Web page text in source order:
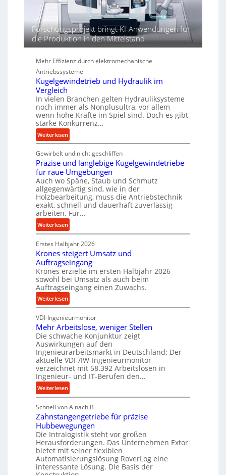
e
d
i
e
e
r
f
o
r
m
a
n
c
b
e
i
m
D
r
ü
c
k
p
r
o
z
e
s
s
Forschungsprojekt bringt KI-Anwendungen für
die Produktion in den Mittelstand
Mehr Effizienz durch elektromechanische
Antriebssysteme
Kugelgewindetrieb und Hydraulik im
Vergleich
In vielen Branchen gelten Hydrauliksysteme
noch immer als Nonplusultra, vor allem
wenn hohe Kräfte im Spiel sind. Doch es gibt
starke Konkurrenz…
Weiterlesen:
K
u
g
e
l
g
e
w
i
n
e
t
r
i
e
b
u
n
d
H
y
d
r
a
u
l
i
m
V
e
r
g
Gewirbelt und nicht geschliffen
Präzise und langlebige Kugelgewindetriebe
für raue Umgebungen
Auch wo Späne, Staub und Schmutz
allgegenwärtig sind, wie in der
Holzbearbeitung, muss die Antriebstechnik
exakt, schnell und dauerhaft zuverlässig
arbeiten. Für…
Weiterlesen:
P
r
ä
z
i
s
e
u
n
d
l
a
n
g
l
e
b
i
g
e
K
u
g
e
l
Erstes Halbjahr 2026
Krones steigert Umsatz und
Auftragseingang
Krones erzielte im ersten Halbjahr 2026
sowohl bei Umsatz als auch beim
Auftragseingang einen Zuwachs.
Weiterlesen:
K
r
o
n
e
s
s
t
e
i
g
r
t
U
m
s
a
VDI-Ingenieurmonitor
Mehr Arbeitslose, weniger Stellen
Die schwache Konjunktur zeigt
Auswirkungen auf den
Ingenieurarbeitsmarkt in Deutschland: Der
aktuelle VDI-/IW-Ingenieurmonitor
verzeichnet mit 58.392 Arbeitslosen in
Ingenieur- und IT-Berufen den…
Weiterlesen:
M
e
h
r
A
r
b
e
Schnell von A nach B
Zahnstangengetriebe für präzise
Hubbewegungen
Die Intralogistik steht vor großen
Herausforderungen. Das Unternehmen Extor
bietet mit seiner flexiblen
Automatisierungslösung RoverLog eine
interessante Lösung. Die Basis der